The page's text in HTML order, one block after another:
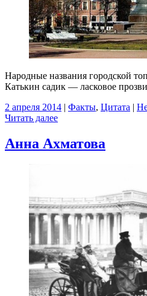
Народные названия городской
Катькин садик — ласковое
2 апреля 2014 | Факты, Цитата |
Читать далее
Анна Ахматова